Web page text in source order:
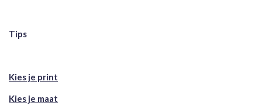
Tips
Kies je print
Kies je maat